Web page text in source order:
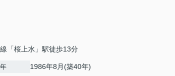
「桜上水」駅徒歩13分
1986年8月(築40年)